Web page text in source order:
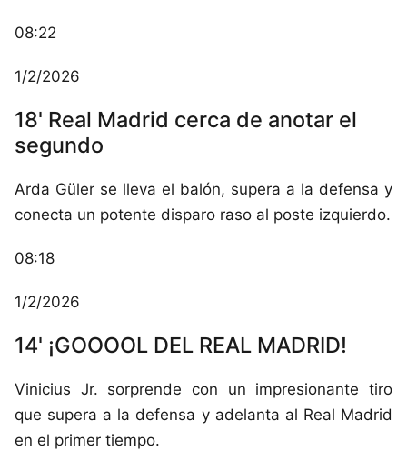
08:22
1/2/2026
18' Real Madrid cerca de anotar el
segundo
Arda Güler se lleva el balón, supera a la defensa y
conecta un potente disparo raso al poste izquierdo.
08:18
1/2/2026
14' ¡GOOOOL DEL REAL MADRID!
Vinicius Jr. sorprende con un impresionante tiro
que supera a la defensa y adelanta al Real Madrid
en el primer tiempo.